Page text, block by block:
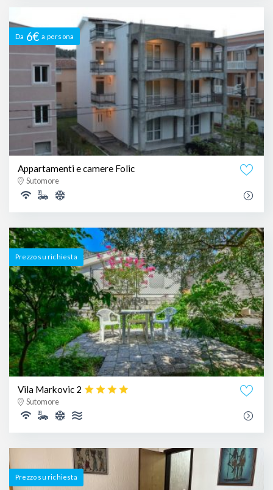
Da 6€ a persona
Appartamenti e camere Folic
Sutomore
Prezzo su richiesta
Vila Markovic 2
Sutomore
Prezzo su richiesta